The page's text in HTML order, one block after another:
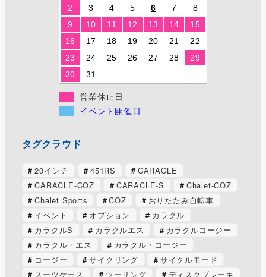
2
3 4 5 6 7
8
9
10 11 12 13 14
15
16
17 18 19 20 21
22
23
24 25 26 27 28
29
30
31
営業休止日
イベント開催日
タグクラウド
20インチ 451RS
CARACLE
CARACLE-COZ
CARACLE-S
Chalet-COZ
Chalet Sports
COZ
おりたたみ自転車
イベント
オプション
カラクル
カラクルS
カラクルエス
カラクルコージー
カラクル・エス
カラクル・コージー
コージー
サイクリング
サイクルモード
スーツケース
ツーリング ディスクブレーキ